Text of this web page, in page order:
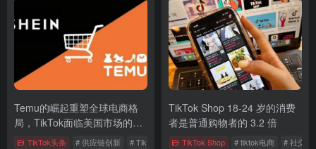
Temu的崛起重塑全球电商格
局，TikTok面临美国市场的严
峻考验
TikTok头条 # 供应链创新 # TikTok # SHEIN
TikTok Shop 18-24 岁的消费
者是普通购物者的 3.2 倍
TikTok Shop # tiktok电商 # 社交媒